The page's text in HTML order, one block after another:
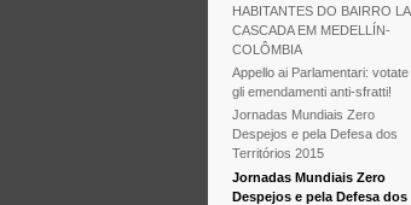
HABITANTES DO BAIRRO LA
CASCADA EM MEDELLÍN-
COLÔMBIA
Appello ai Parlamentari: votate
gli emendamenti anti-sfratti!
Jornadas Mundiais Zero
Despejos e pela Defesa dos
Territórios 2015
Jornadas Mundiais Zero
Despejos e pela Defesa dos